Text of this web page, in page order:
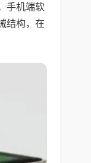
手机端软
结构，在